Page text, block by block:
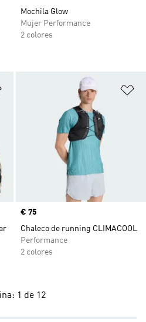
Mochila Glow
Mujer Performance
2 colores
Añadir a la lista de deseos
Precio
€ 75
Chaleco de running CLIMACOOL
Performance
2 colores
1 de 12